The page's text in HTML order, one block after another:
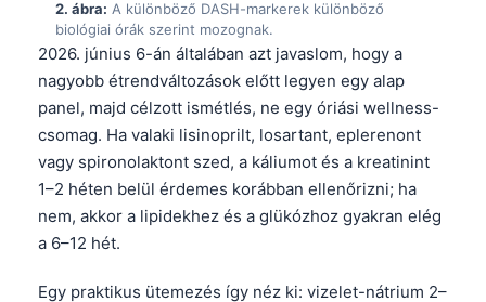
2. ábra: A különböző DASH-markerek különböző
biológiai órák szerint mozognak.
2026. június 6-án általában azt javaslom, hogy a
nagyobb étrendváltozások előtt legyen egy alap
panel, majd célzott ismétlés, ne egy óriási wellness-
csomag. Ha valaki lisinoprilt, losartant, eplerenont
vagy spironolaktont szed, a káliumot és a kreatinint
1–2 héten belül érdemes korábban ellenőrizni; ha
nem, akkor a lipidekhez és a glükózhoz gyakran elég
a 6–12 hét.
Egy praktikus ütemezés így néz ki: vizelet-nátrium 2–